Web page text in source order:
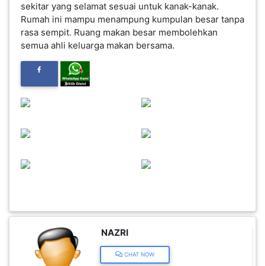
sekitar yang selamat sesuai untuk kanak-kanak.
Rumah ini mampu menampung kumpulan besar tanpa
rasa sempit. Ruang makan besar membolehkan
semua ahli keluarga makan bersama.
NAZRI
CHAT NOW
KECANTIKAN(7)
FESYEN
LELAKI(0)
WANGI(8)
PENDIDIKAN(19)
DERMA
INFAK(0)